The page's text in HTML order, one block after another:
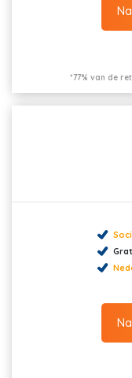
*77% van de